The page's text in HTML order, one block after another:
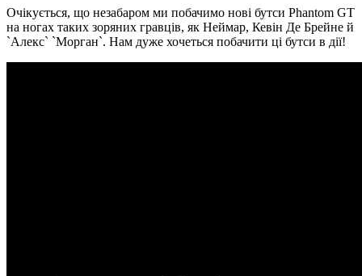
Очікується, що незабаром ми побачимо нові бутси Phantom GT
на ногах таких зоряних гравців, як Неймар, Кевін Де Брейне й
`Алекс` `Морган`. Нам дуже хочеться побачити ці бутси в дії!